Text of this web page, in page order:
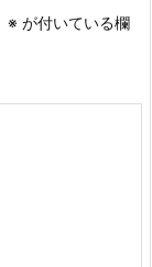
※ が付いている欄